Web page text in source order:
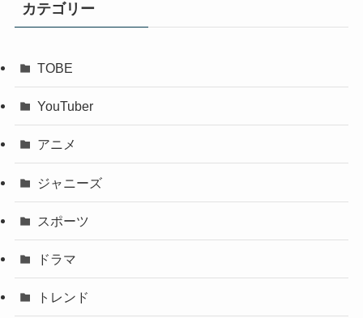
カテゴリー
TOBE
YouTuber
アニメ
ジャニーズ
スポーツ
ドラマ
トレンド